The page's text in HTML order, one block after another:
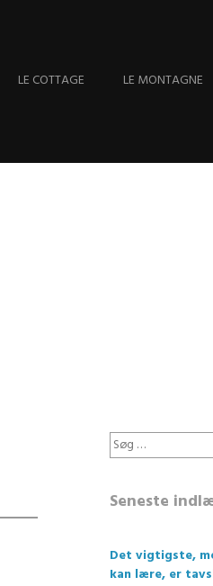
LE COTTAGE LE MONTAGNE
Søg
efter:
Seneste
Det vigtigste,
kan lære, er